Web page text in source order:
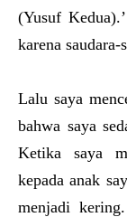
(Yusuf
karena saudara-
Lalu saya
bahwa saya
Ketika saya
kepada anak
menjadi